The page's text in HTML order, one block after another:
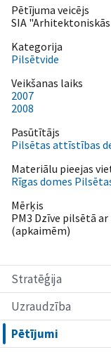
Stratēģija
Uzraudzība
Pētījumi
Pētījuma veicējs
SIA
Kategorija
Pilsētvide
Veikšanas laiks
2007
2008
Pasūtītājs
Pilsētas attīstības
Materiālu pieejas
Rīgas domes
Mērķis
PM3 Dzīve pilsētā
(apkaimēm)